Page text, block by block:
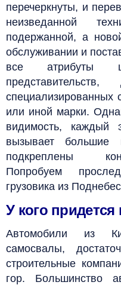
перечеркнуты, и
неизведанной
подержанной, а
обслуживании и
все атрибуты
специализированных
или иной марки.
видимость, каждый
вызывает
подкреплены
Попробуем
грузовика из
У кого
Автомобили из
самосвалы,
строительные
гор. Большинство